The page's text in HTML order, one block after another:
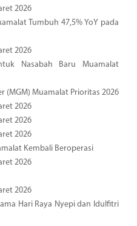
2026
Tumbuh 47,5% YoY pada
2026
Nasabah Baru Muamalat
(MGM) Muamalat Prioritas 2026
2026
2026
2026
Kembali Beroperasi
2026
2026
Hari Raya Nyepi dan Idulfitri